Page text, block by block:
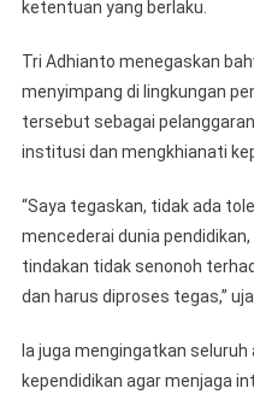
ketentuan yang berlaku.
Tri Adhianto menegaskan
menyimpang di lingkungan
tersebut sebagai
institusi dan mengkhianati
“Saya tegaskan, tidak ada
mencederai dunia
tindakan tidak senonoh
dan harus diproses tegas,”
Ia juga mengingatkan
kependidikan agar menjaga